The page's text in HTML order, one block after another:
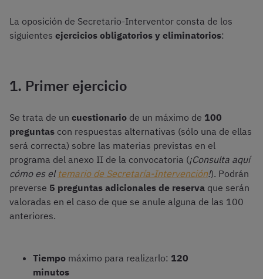
La oposición de Secretario-Interventor consta de los
siguientes ejercicios obligatorios y eliminatorios:
1. Primer ejercicio
Se trata de un cuestionario de un máximo de 100
preguntas con respuestas alternativas (sólo una de ellas
será correcta) sobre las materias previstas en el
programa del anexo II de la convocatoria (¡Consulta aquí
cómo es el temario de Secretaría-Intervención!). Podrán
preverse 5 preguntas adicionales de reserva que serán
valoradas en el caso de que se anule alguna de las 100
anteriores.
Tiempo máximo para realizarlo: 120
minutos